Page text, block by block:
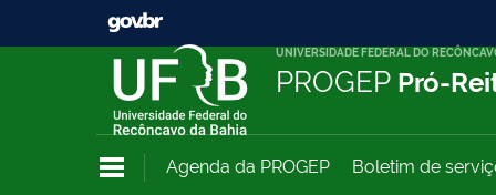
UNIVERSIDADE FEDERAL DO
PROGEP Pró-
Agenda da PROGEP Boletim de